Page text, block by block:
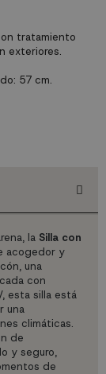
tratamiento
exteriores.
57 cm.
la Silla con
acogedor y
una
con
esta silla está
una
climáticas.
de
y seguro,
de